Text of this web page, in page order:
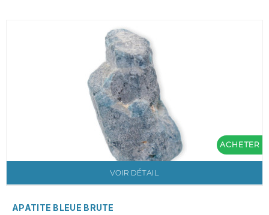
ACHETER
VOIR DÉTAIL
APATITE BLEUE BRUTE